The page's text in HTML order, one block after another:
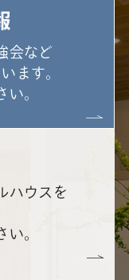
会など
ます。
い。
ハウスを
い。